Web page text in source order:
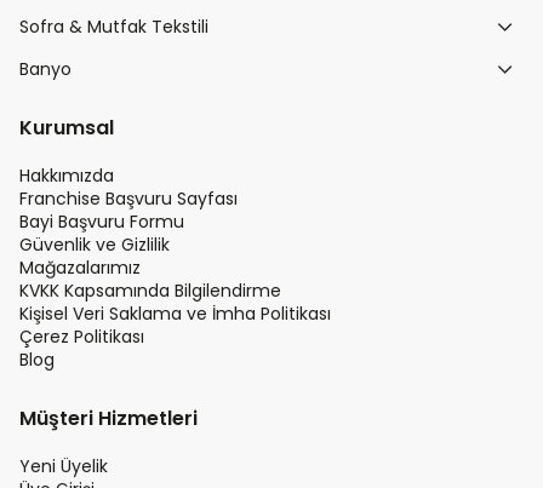
Sofra & Mutfak Tekstili
Banyo
Kurumsal
Hakkımızda
Franchise Başvuru Sayfası
Bayi Başvuru Formu
Güvenlik ve Gizlilik
Mağazalarımız
KVKK Kapsamında Bilgilendirme
Kişisel Veri Saklama ve İmha Politikası
Çerez Politikası
Blog
Müşteri Hizmetleri
Yeni Üyelik